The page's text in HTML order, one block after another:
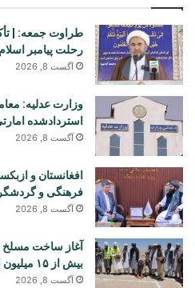
طراوت جمعه: |
رحلت پیامبر
آگست 8, 2026
وزارت عدلیه:
استردادشده
آگست 8, 2026
افغانستان و
فرهنگی و
آگست 8, 2026
آغاز ساخت مسلخ
بیش از ۱۵ میلیون افغانی
آگست 8, 2026